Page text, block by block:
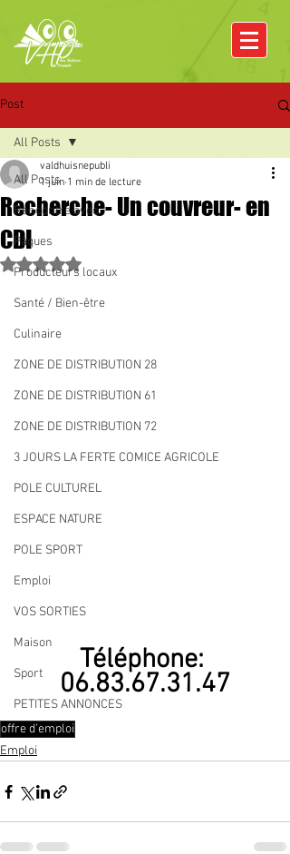
Post
All Posts
Rencontre avec
Pâques
Producteurs locaux
Santé / Bien-être
Culinaire
ZONE DE DISTRIBUTION 28
ZONE DE DISTRIBUTION 61
ZONE DE DISTRIBUTION 72
3 JOURS LA FERTE COMICE AGRICOLE
POLE CULTUREL
ESPACE NATURE
POLE SPORT
Emploi
VOS SORTIES
Maison
Sport
PETITES ANNONCES
All Posts
Recherche- Un couvreur- en
CDI
valdhuisnepubli
1 juin 1 min de lecture
Noté NaN étoiles sur 5.
Téléphone:
06.83.67.31.47
offre d'emploi
Emploi